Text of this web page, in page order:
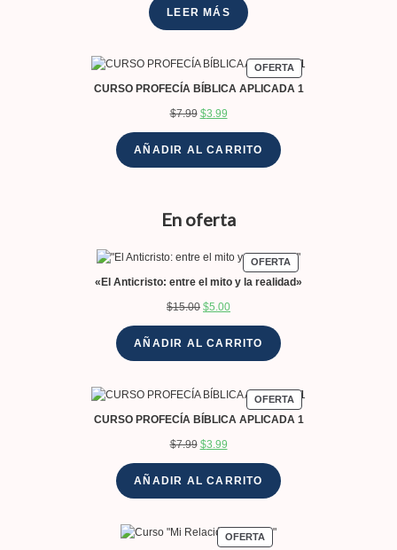
LEER MÁS
OFERTA
CURSO PROFECÍA BÍBLICA APLICADA 1
$7.99 $3.99
AÑADIR AL CARRITO
En oferta
OFERTA
«El Anticristo: entre el mito y la realidad»
$15.00 $5.00
AÑADIR AL CARRITO
OFERTA
CURSO PROFECÍA BÍBLICA APLICADA 1
$7.99 $3.99
AÑADIR AL CARRITO
OFERTA